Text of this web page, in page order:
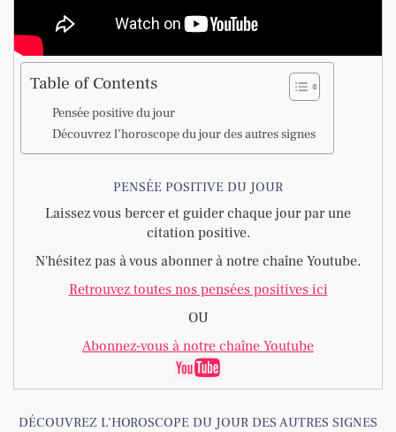
Table of Contents
Pensée positive du jour
Découvrez l’horoscope du jour des autres signes
PENSÉE POSITIVE DU JOUR
Laissez vous bercer et guider chaque jour par une
citation positive.
N'hésitez pas à vous abonner à notre chaîne Youtube.
Retrouvez toutes nos pensées positives ici
OU
Abonnez-vous à notre chaîne Youtube
DÉCOUVREZ L’HOROSCOPE DU JOUR DES AUTRES SIGNES